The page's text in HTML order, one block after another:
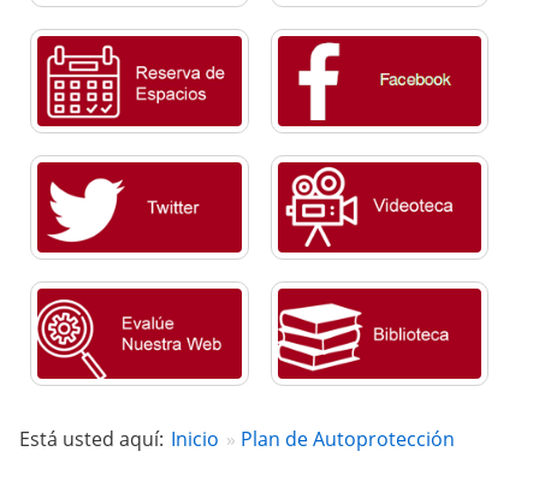
Está usted aquí: Inicio Plan de Autoprotección